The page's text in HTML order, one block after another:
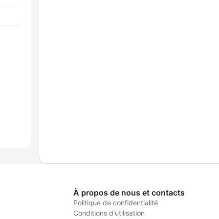
À propos de nous et contacts
Politique de confidentialité
Conditions d'utilisation